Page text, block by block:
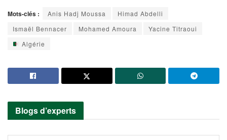
Mots-clés : Anis Hadj Moussa
Himad Abdelli
Ismaël Bennacer
Mohamed Amoura
Yacine Titraoui
Algérie
Blogs d’experts